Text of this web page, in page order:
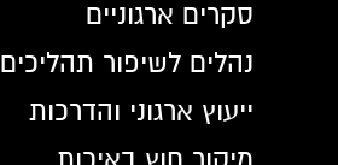
סקרים ארגוניים
נהלים לשיפור תהליכים
ייעוץ ארגוני והדרכות